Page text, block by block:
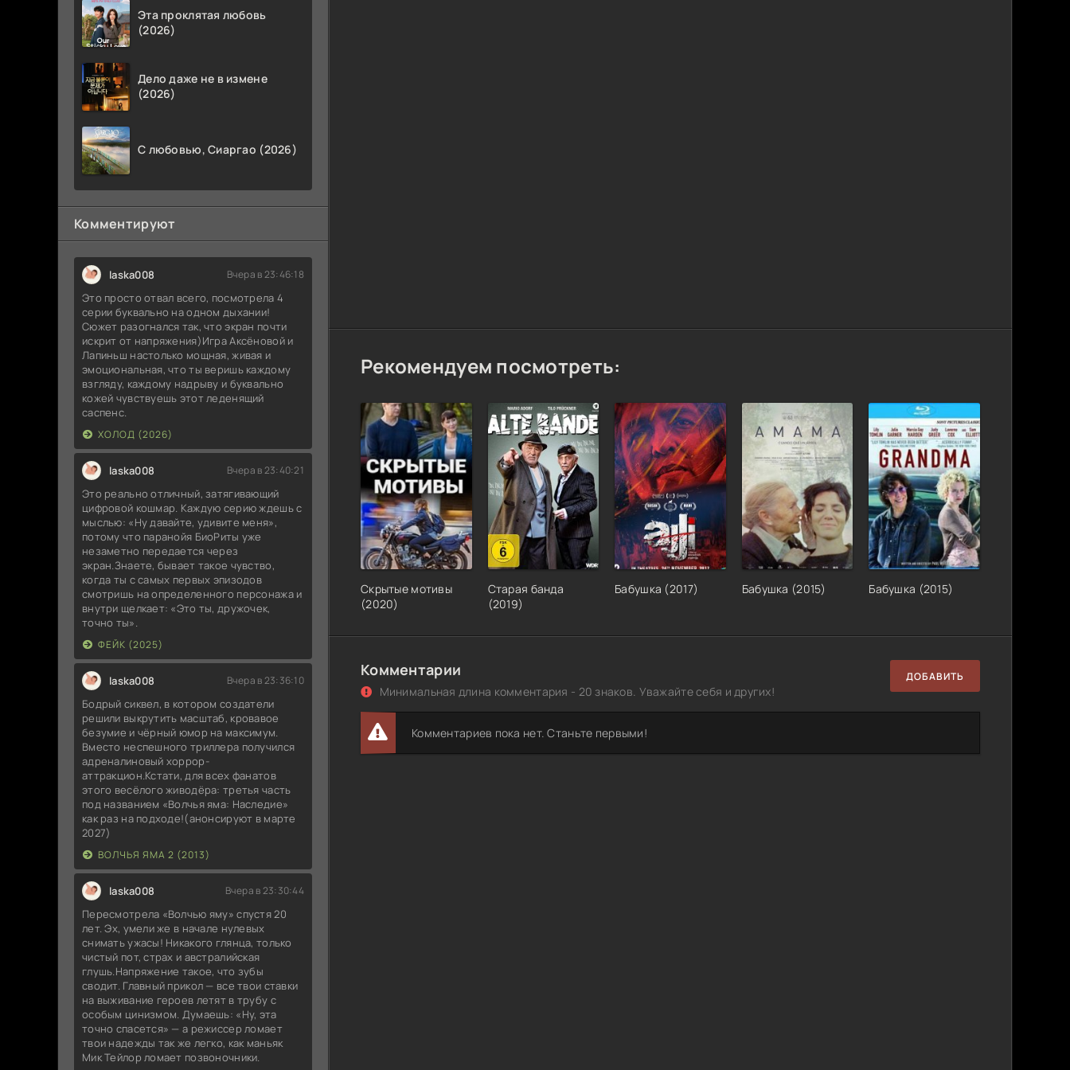
Эта проклятая любовь
(2026)
Дело даже не в измене
(2026)
С любовью, Сиаргао (2026)
Комментируют
laska008 Вчера в 23:46:18
Это просто отвал всего, посмотрела 4
серии буквально на одном дыхании!
Сюжет разогнался так, что экран почти
искрит от напряжения)Игра Аксёновой и
Лапиньш настолько мощная, живая и
эмоциональная, что ты веришь каждому
взгляду, каждому надрыву и буквально
кожей чувствуешь этот леденящий
саспенс.
ХОЛОД (2026)
laska008 Вчера в 23:40:21
Это реально отличный, затягивающий
цифровой кошмар. Каждую серию ждешь с
мыслью: «Ну давайте, удивите меня»,
потому что паранойя БиоРиты уже
незаметно передается через
экран.Знаете, бывает такое чувство,
когда ты с самых первых эпизодов
смотришь на определенного персонажа и
внутри щелкает: «Это ты, дружочек,
точно ты».
ФЕЙК (2025)
laska008 Вчера в 23:36:10
Бодрый сиквел, в котором создатели
решили выкрутить масштаб, кровавое
безумие и чёрный юмор на максимум.
Вместо неспешного триллера получился
адреналиновый хоррор-
аттракцион.Кстати, для всех фанатов
этого весёлого живодёра: третья часть
под названием «Волчья яма: Наследие»
как раз на подходе!(анонсируют в марте
2027)
ВОЛЧЬЯ ЯМА 2 (2013)
laska008 Вчера в 23:30:44
Пересмотрела «Волчью яму» спустя 20
лет. Эх, умели же в начале нулевых
снимать ужасы! Никакого глянца, только
чистый пот, страх и австралийская
глушь.Напряжение такое, что зубы
сводит. Главный прикол — все твои ставки
на выживание героев летят в трубу с
особым цинизмом. Думаешь: «Ну, эта
точно спасется» — а режиссер ломает
твои надежды так же легко, как маньяк
Мик Тейлор ломает позвоночники.
Рекомендуем посмотреть:
Скрытые мотивы
(2020)
Старая банда
(2019)
Бабушка (2017) Бабушка (2015) Бабушка (2015)
Комментарии
Минимальная длина комментария - 20 знаков. Уважайте себя и других!
ДОБАВИТЬ
Комментариев пока нет. Станьте первыми!